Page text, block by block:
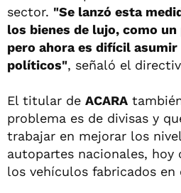
sector. "Se lanzó esta
los bienes de lujo, como
pero ahora es difícil
políticos", señaló el
El titular de ACARA
problema es de divisas y
trabajar en mejorar los
autopartes nacionales, hoy
los vehículos fabricados en